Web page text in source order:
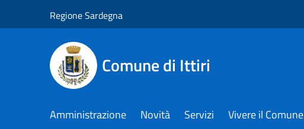
Regione Sardegna
Comune di Ittiri
Amministrazione Novità Servizi Vivere il Comune